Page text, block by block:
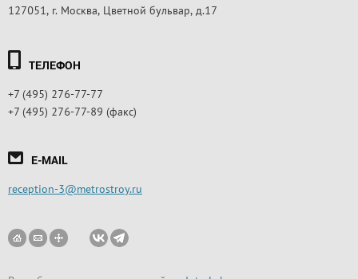
127051, г. Москва, Цветной бульвар, д.17
ТЕЛЕФОН
+7 (495) 276-77-77
+7 (495) 276-77-89 (факс)
E-MAIL
reception-3@metrostroy.ru